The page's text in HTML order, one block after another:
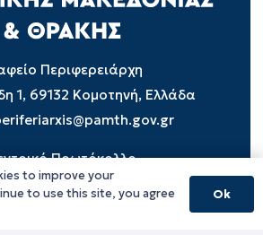
Περιφερειάρχη
1, 69132 Κομοτηνή, Ελλάδα
Πρωτόκολλο
pamth@pamth.gov.gr
to improve your
to use this site, you agree
Ok